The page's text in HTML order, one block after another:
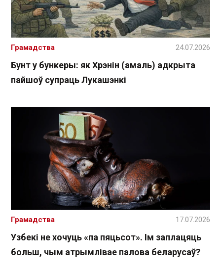
Бунт у бункеры: як Хрэнін (амаль) адкрыта
пайшоў супраць Лукашэнкі
Грамадства 24.07.2026
Узбекі не хочуць «па пяцьсот». Ім заплацяць
больш, чым атрымлівае палова беларусаў?
Грамадства 17.07.2026